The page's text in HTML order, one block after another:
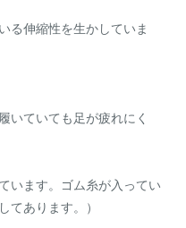
る伸縮性を生かしていま
いていても足が疲れにく
います。ゴム糸が入ってい
てあります。）